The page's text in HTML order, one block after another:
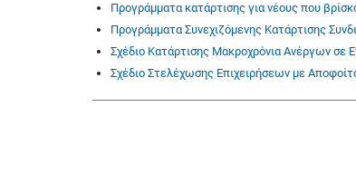
Προγράμματα κατάρτισης για νέους που
Προγράμματα Συνεχιζόμενης Κατάρτισης
Σχέδιο Κατάρτισης Μακροχρόνια Ανέργων σε
Σχέδιο Στελέχωσης Επιχειρήσεων με